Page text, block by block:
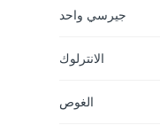
جيرسي واحد
الانترلوك
الغوص